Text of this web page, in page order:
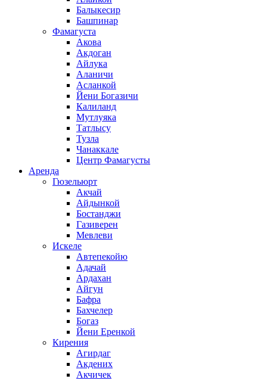
Балыкесир
Башпинар
Фамагуста
Акова
Акдоган
Айлука
Аланичи
Асланкой
Йени Богазичи
Калиланд
Мутлуяка
Татлысу
Тузла
Чанаккале
Центр Фамагусты
Аренда
Гюзельюрт
Акчай
Айдынкой
Бостанджи
Газиверен
Мевлеви
Искеле
Автепекойю
Адачай
Ардахан
Айгун
Бафра
Бахчелер
Богаз
Йени Еренкой
Кирения
Агирдаг
Акдених
Акчичек